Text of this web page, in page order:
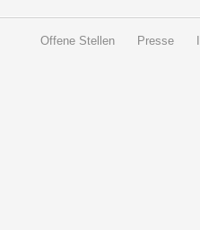
Offene Stellen Presse